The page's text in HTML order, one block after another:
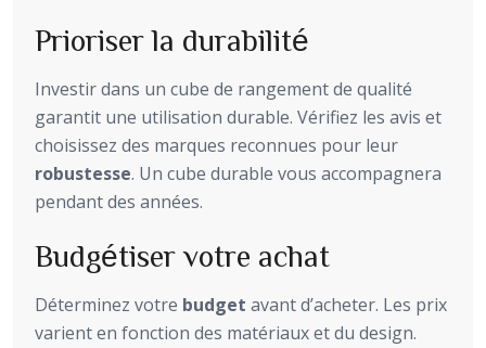
Prioriser la durabilité
Investir dans un cube de rangement de qualité
garantit une utilisation durable. Vérifiez les avis et
choisissez des marques reconnues pour leur
robustesse. Un cube durable vous accompagnera
pendant des années.
Budgétiser votre achat
Déterminez votre budget avant d’acheter. Les prix
varient en fonction des matériaux et du design.